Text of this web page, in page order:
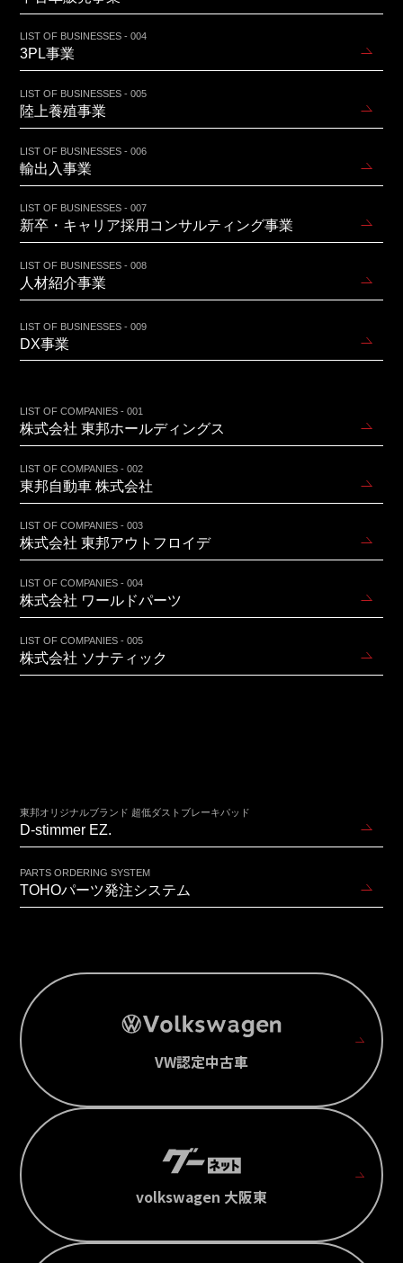
LIST OF BUSINESSES - 004
3PL事業
LIST OF BUSINESSES - 005
陸上養殖事業
LIST OF BUSINESSES - 006
輸出入事業
LIST OF BUSINESSES - 007
新卒・キャリア採用コンサルティング事業
LIST OF BUSINESSES - 008
人材紹介事業
LIST OF BUSINESSES - 009
DX事業
LIST OF COMPANIES - 001
株式会社 東邦ホールディングス
LIST OF COMPANIES - 002
東邦自動車 株式会社
LIST OF COMPANIES - 003
株式会社 東邦アウトフロイデ
LIST OF COMPANIES - 004
株式会社 ワールドパーツ
LIST OF COMPANIES - 005
株式会社 ソナティック
東邦オリジナルブランド 超低ダストブレーキパッド
D-stimmer EZ.
PARTS ORDERING SYSTEM
TOHOパーツ発注システム
VW認定中古車
volkswagen 大阪東